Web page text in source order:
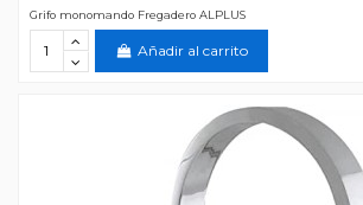
Grifo monomando Fregadero ALPLUS
Añadir al carrito